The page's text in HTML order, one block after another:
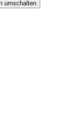
umschalten